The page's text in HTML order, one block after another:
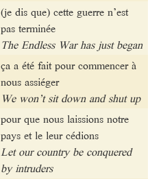
(je dis que) cette guerre n’est
pas terminée
The Endless War has just began
ça a été fait pour commencer à
nous assiéger
We won’t sit down and shut up
pour que nous laissions notre
pays et le leur cédions
Let our country be conquered
by intruders